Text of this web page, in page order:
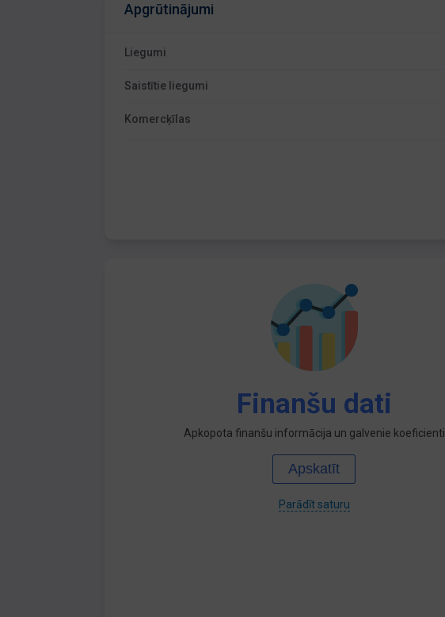
Apgrūtinājumi
Liegumi
Saistītie liegumi
Komercķīlas
Finanšu dati
Apkopota finanšu informācija un galvenie koeficienti
Apskatīt
Parādīt saturu